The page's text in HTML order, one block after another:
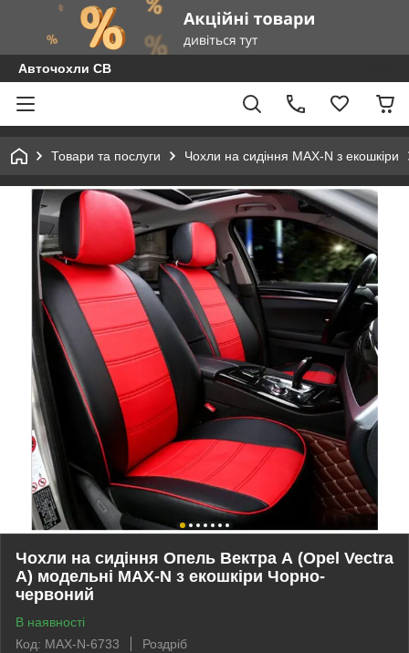
Авточохли СВ
Товари та послуги Чохли на сидіння MAX-N з екошкіри
Чохли на сидіння Опель Вектра А (Opel Vectra
A) модельні MAX-N з екошкіри Чорно-
червоний
В наявності
Код: MAX-N-6733
Роздріб